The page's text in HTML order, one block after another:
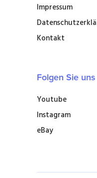
Impressum
Kontakt
Folgen Sie uns
Youtube
Instagram
eBay